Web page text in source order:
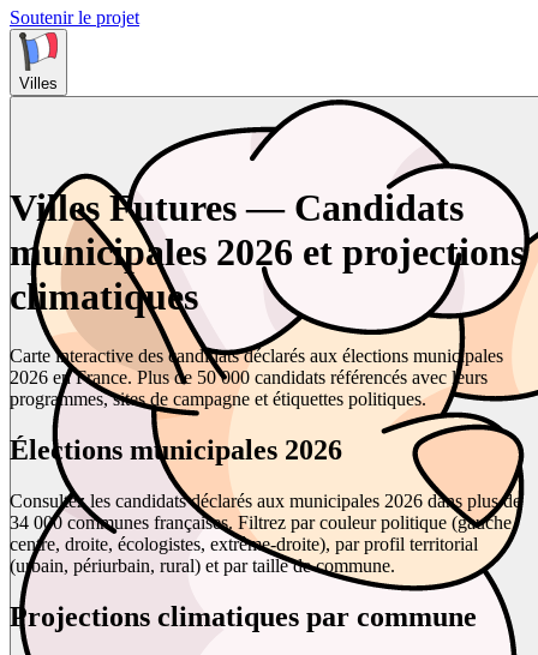
Soutenir le projet
Villes
Villes Futures — Candidats
municipales 2026 et projections
climatiques
Carte interactive des candidats déclarés aux élections municipales
2026 en France. Plus de 50 000 candidats référencés avec leurs
programmes, sites de campagne et étiquettes politiques.
Élections municipales 2026
Consultez les candidats déclarés aux municipales 2026 dans plus de
34 000 communes françaises. Filtrez par couleur politique (gauche,
centre, droite, écologistes, extrême-droite), par profil territorial
(urbain, périurbain, rural) et par taille de commune.
Projections climatiques par commune